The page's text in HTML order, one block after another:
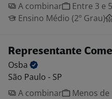
A combinar
Entre 3 e
Ensino Médio (2º Grau)
Representante
Osba
São Paulo - SP
A combinar
Menos de